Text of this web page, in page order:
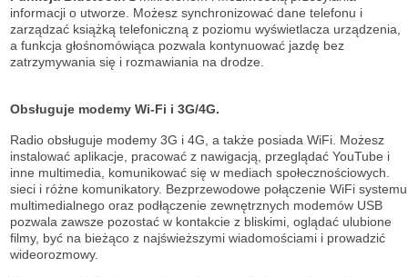
informacji o utworze. Możesz synchronizować dane telefonu i
zarządzać książką telefoniczną z poziomu wyświetlacza urządzenia,
a funkcja głośnomówiąca pozwala kontynuować jazdę bez
zatrzymywania się i rozmawiania na drodze.
Obsługuje modemy Wi-Fi i 3G/4G.
Radio obsługuje modemy 3G i 4G, a także posiada WiFi. Możesz
instalować aplikacje, pracować z nawigacją, przeglądać YouTube i
inne multimedia, komunikować się w mediach społecznościowych.
sieci i różne komunikatory. Bezprzewodowe połączenie WiFi systemu
multimedialnego oraz podłączenie zewnętrznych modemów USB
pozwala zawsze pozostać w kontakcie z bliskimi, oglądać ulubione
filmy, być na bieżąco z najświeższymi wiadomościami i prowadzić
wideorozmowy.